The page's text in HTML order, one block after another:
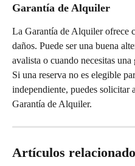
Garantía de Alquiler
La Garantía de Alquiler ofrece
daños. Puede ser una buena
avalista o cuando necesitas una
Si una reserva no es elegible
independiente, puedes solicitar
Garantía de Alquiler.
Artículos